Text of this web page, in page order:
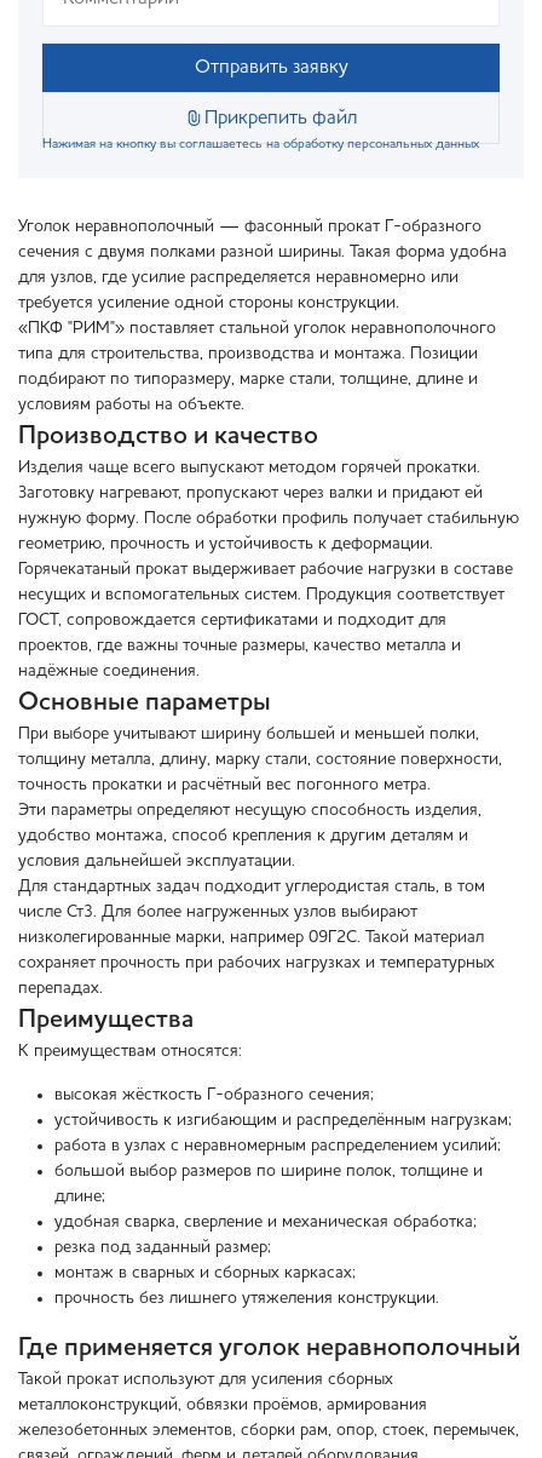
Отправить заявку
Прикрепить файл
Нажимая на кнопку вы соглашаетесь на обработку персональных данных
Уголок неравнополочный — фасонный прокат Г-образного
сечения с двумя полками разной ширины. Такая форма удобна
для узлов, где усилие распределяется неравномерно или
требуется усиление одной стороны конструкции.
«ПКФ "РИМ"» поставляет стальной уголок неравнополочного
типа для строительства, производства и монтажа. Позиции
подбирают по типоразмеру, марке стали, толщине, длине и
условиям работы на объекте.
Производство и качество
Изделия чаще всего выпускают методом горячей прокатки.
Заготовку нагревают, пропускают через валки и придают ей
нужную форму. После обработки профиль получает стабильную
геометрию, прочность и устойчивость к деформации.
Горячекатаный прокат выдерживает рабочие нагрузки в составе
несущих и вспомогательных систем. Продукция соответствует
ГОСТ, сопровождается сертификатами и подходит для
проектов, где важны точные размеры, качество металла и
надёжные соединения.
Основные параметры
При выборе учитывают ширину большей и меньшей полки,
толщину металла, длину, марку стали, состояние поверхности,
точность прокатки и расчётный вес погонного метра.
Эти параметры определяют несущую способность изделия,
удобство монтажа, способ крепления к другим деталям и
условия дальнейшей эксплуатации.
Для стандартных задач подходит углеродистая сталь, в том
числе Ст3. Для более нагруженных узлов выбирают
низколегированные марки, например 09Г2С. Такой материал
сохраняет прочность при рабочих нагрузках и температурных
перепадах.
Преимущества
К преимуществам относятся:
высокая жёсткость Г-образного сечения;
устойчивость к изгибающим и распределённым нагрузкам;
работа в узлах с неравномерным распределением усилий;
большой выбор размеров по ширине полок, толщине и
длине;
удобная сварка, сверление и механическая обработка;
резка под заданный размер;
монтаж в сварных и сборных каркасах;
прочность без лишнего утяжеления конструкции.
Где применяется уголок неравнополочный
Такой прокат используют для усиления сборных
металлоконструкций, обвязки проёмов, армирования
железобетонных элементов, сборки рам, опор, стоек, перемычек,